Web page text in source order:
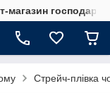
магазин
Стрейч-плівка